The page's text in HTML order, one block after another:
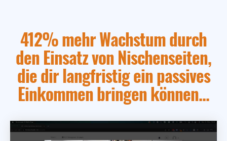
412% mehr Wachstum durch
den Einsatz von Nischenseiten,
die dir langfristig ein passives
Einkommen bringen können...